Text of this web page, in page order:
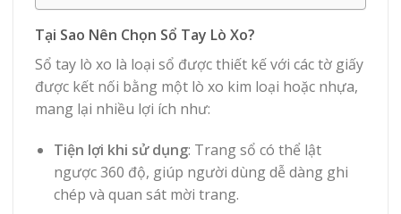
Tại Sao Nên Chọn Sổ Tay Lò Xo?
Sổ tay lò xo là loại sổ được thiết kế với các tờ giấy
được kết nối bằng một lò xo kim loại hoặc nhựa,
mang lại nhiều lợi ích như:
Tiện lợi khi sử dụng: Trang sổ có thể lật
ngược 360 độ, giúp người dùng dễ dàng ghi
chép và quan sát mời trang.